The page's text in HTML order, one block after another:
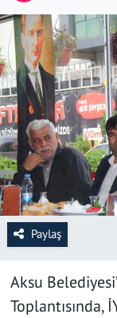
Paylaş
Aksu
YAŞAM
KÜLTÜR
EĞİTİM